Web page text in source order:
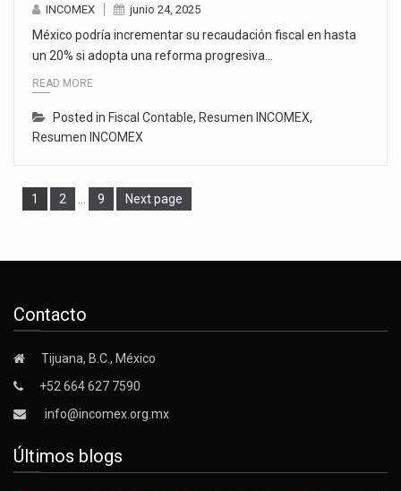
INCOMEX junio 24, 2025
México podría incrementar su recaudación fiscal en hasta
un 20% si adopta una reforma progresiva…
READ MORE
Posted in Fiscal Contable, Resumen INCOMEX,
Resumen INCOMEX
Page
1 Page
2 Page
9 Next page
Contacto
Tijuana, B.C., México
+52 664 627 7590
info@incomex.org.mx
Últimos blogs